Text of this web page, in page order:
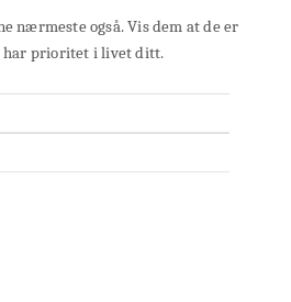
nærmeste også. Vis dem at de er
har prioritet i livet ditt.